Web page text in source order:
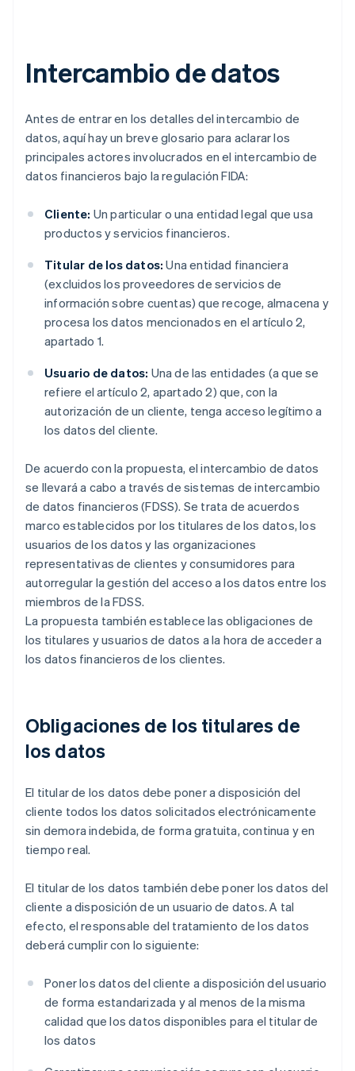
Intercambio de datos
Antes de entrar en los detalles del intercambio de
datos, aquí hay un breve glosario para aclarar los
principales actores involucrados en el intercambio de
datos financieros bajo la regulación FIDA:
Cliente: Un particular o una entidad legal que usa
productos y servicios financieros.
Titular de los datos: Una entidad financiera
(excluidos los proveedores de servicios de
información sobre cuentas) que recoge, almacena y
procesa los datos mencionados en el artículo 2,
apartado 1.
Usuario de datos: Una de las entidades (a que se
refiere el artículo 2, apartado 2) que, con la
autorización de un cliente, tenga acceso legítimo a
los datos del cliente.
De acuerdo con la propuesta, el intercambio de datos
se llevará a cabo a través de sistemas de intercambio
de datos financieros (FDSS). Se trata de acuerdos
marco establecidos por los titulares de los datos, los
usuarios de los datos y las organizaciones
representativas de clientes y consumidores para
autorregular la gestión del acceso a los datos entre los
miembros de la FDSS.
La propuesta también establece las obligaciones de
los titulares y usuarios de datos a la hora de acceder a
los datos financieros de los clientes.
Obligaciones de los titulares de
los datos
El titular de los datos debe poner a disposición del
cliente todos los datos solicitados electrónicamente
sin demora indebida, de forma gratuita, continua y en
tiempo real.
El titular de los datos también debe poner los datos del
cliente a disposición de un usuario de datos. A tal
efecto, el responsable del tratamiento de los datos
deberá cumplir con lo siguiente:
Poner los datos del cliente a disposición del usuario
de forma estandarizada y al menos de la misma
calidad que los datos disponibles para el titular de
los datos